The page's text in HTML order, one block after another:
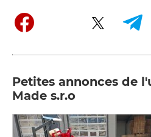
Petites annonces de
Made s.r.o